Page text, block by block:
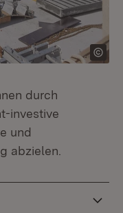
durch
investive
und
abzielen.